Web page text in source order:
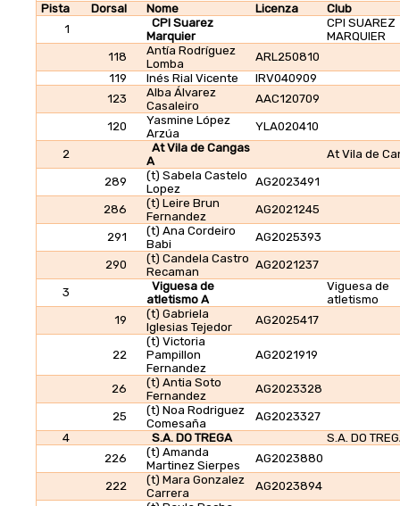
Pista Dorsal Nome Licenza
Club
1
CPI Suarez
Marquier
CPI SUAREZ
MARQUIER
118
Antía Rodríguez
Lomba
ARL250810
119
Inés Rial Vicente
IRV040909
123
Alba Álvarez
Casaleiro
AAC120709
120
Yasmine López
Arzúa
YLA020410
2
At Vila de Cangas
A
At Vila de
289
(t) Sabela Castelo
Lopez
AG2023491
286
(t) Leire Brun
Fernandez
AG2021245
291
(t) Ana Cordeiro
Babi
AG2025393
290
(t) Candela Castro
Recaman
AG2021237
3
Viguesa de
atletismo A
Viguesa de
atletismo
19
(t) Gabriela
Iglesias Tejedor
AG2025417
22
(t) Victoria
Pampillon
Fernandez
AG2021919
26
(t) Antia Soto
Fernandez
AG2023328
25
(t) Noa Rodriguez
Comesaña
AG2023327
4
S.A. DO TREGA
S.A. DO
226
(t) Amanda
Martinez Sierpes
AG2023880
222
(t) Mara Gonzalez
Carrera
AG2023894